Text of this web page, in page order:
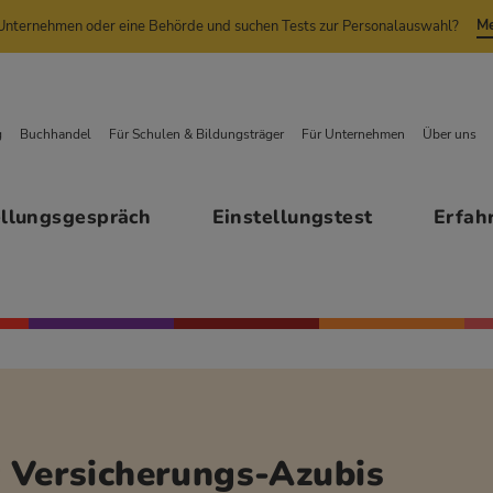
oder eine Behörde und suchen Tests zur Personalauswahl?
Einstellungstest
Buchhandel Für Schulen & Bildungsträger Für Unternehmen Über uns
Azubis